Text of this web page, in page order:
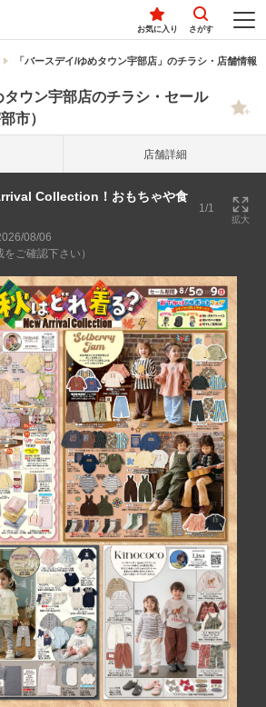
お気に入り さがす
「バースデイ/ゆめタウン宇部店」のチラシ・店舗情報
ウン宇部店のチラシ・セール
市）
店舗詳細
Collection！おもちゃや食
1/1
拡大
08/06
ご確認下さい）